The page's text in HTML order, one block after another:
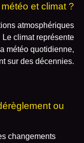
et climat ?
atmosphériques
climat représente
météo quotidienne,
sur des décennies.
ou
changements